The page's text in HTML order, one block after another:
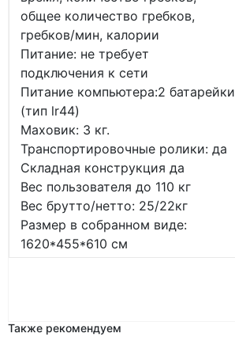
общее количество гребков,
гребков/мин, калории
Питание: не требует
подключения к сети
Питание компьютера:2 батарейки
(тип lr44)
Маховик: 3 кг.
Транспортировочные ролики: да
Складная конструкция да
Вес пользователя до 110 кг
Вес брутто/нетто: 25/22кг
Размер в собранном виде:
1620*455*610 см
Также рекомендуем